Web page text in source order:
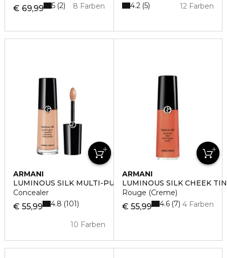
€ 69,99 8 Farben
5 2 12 Farben
4.2 5
ARMANI
LUMINOUS SILK MULTI-PURPOSE GLOW CONCEALER
Concealer
€ 55,99
10 Farben
4.8 101
ARMANI
LUMINOUS SILK CHEEK
Rouge (Creme)
€ 55,99 4 Farben
4.6 7